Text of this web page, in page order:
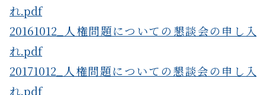
れ.pdf
20161012_人権問題についての懇談会の申し入
れ.pdf
20171012_人権問題についての懇談会の申し入
れ.pdf